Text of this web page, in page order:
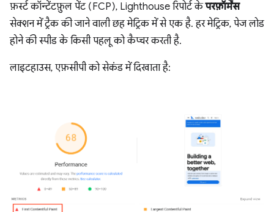
फ़र्स्ट कॉन्टेंटफ़ुल पेंट (FCP), Lighthouse रिपोर्ट केपरफ़ॉर्मेंस
सेक्शन में ट्रैक की जाने वाली छह मेट्रिक में से एक है. हर मेट्रिक, पेज लोड
होने की स्पीड के किसी पहलू को कैप्चर करती है.
लाइटहाउस, एफ़सीपी को सेकंड में दिखाता है: